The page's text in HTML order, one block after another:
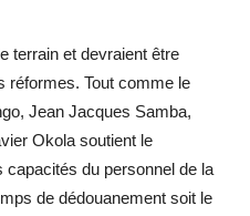
terrain et devraient être
Tout comme le
Jean Jacques Samba,
Okola soutient le
du personnel de la
de dédouanement soit le